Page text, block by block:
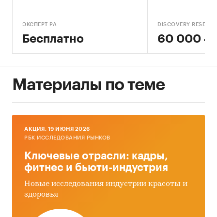
ЭКСПЕРТ РА
Бесплатно
DISCOVERY
60 000 ₽
Материалы по теме
AКЦИЯ, 19 ИЮНЯ 2026
РБК ИССЛЕДОВАНИЯ РЫНКОВ
Ключевые отрасли: кадры,
фитнес и бьюти-индустрия
Новые исследования индустрии красоты и
здоровья